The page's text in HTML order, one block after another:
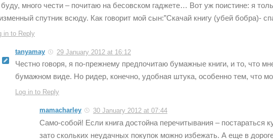
буду, много чести – почитаю на бесовском гаджете… Вот уж поистине: я
спутник всюду. Как говорит мой сын:”Скачай книгу (убей бобра)-
in to Reply
tanyamay 29 January 2012 at 16:12
Честно говоря, я по-прежнему предпочитаю бумажные книги, и то, что
бумажном виде. Но ридер, конечно, удобная штука, особенно тем, что
Log in to Reply
mamacharley 30 January 2012 at 07:44
Cамо-собой! Если книга достойна перечитывания – постараться
зато скольких неудачных покупок можно избежать. А еще в